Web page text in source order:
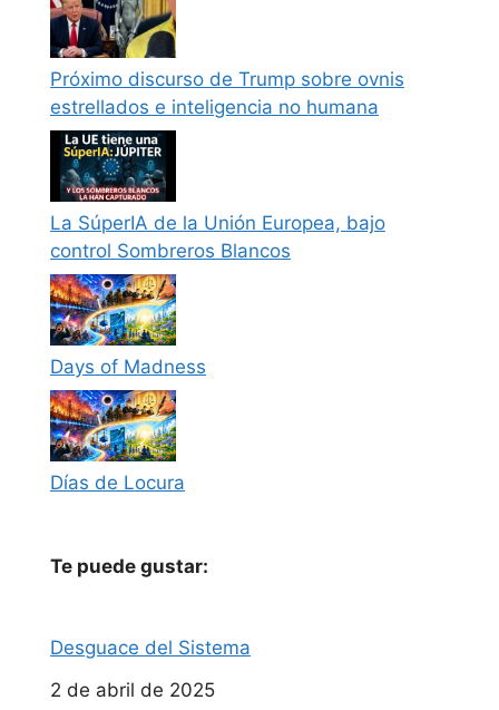
Próximo discurso de Trump sobre ovnis
estrellados e inteligencia no humana
La SúperIA de la Unión Europea, bajo
control Sombreros Blancos
Days of Madness
Días de Locura
Te puede gustar:
Desguace del Sistema
Fecha
2 de abril de 2025